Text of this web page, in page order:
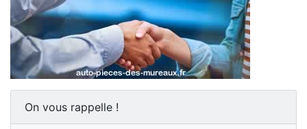
On vous rappelle !